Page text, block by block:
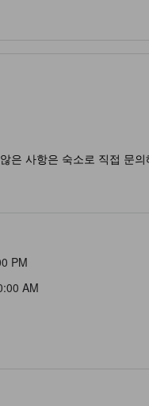
은 사항은 숙소로 직접 문
PM
AM